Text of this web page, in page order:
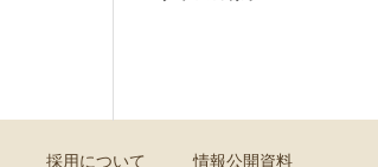
採用について 情報公開資料